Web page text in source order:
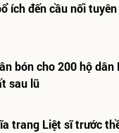
ích đến cầu nối
bón cho 200 hộ dân
sau lũ
trang Liệt sĩ trước